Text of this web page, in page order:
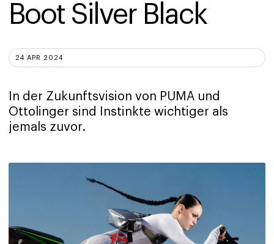
Boot Silver Black
24 APR 2024
In der Zukunftsvision von PUMA und
Ottolinger sind Instinkte wichtiger als
jemals zuvor.